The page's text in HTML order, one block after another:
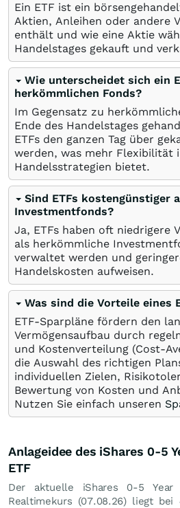
Ein ETF ist ein
Aktien, Anleihen oder andere
enthält und wie eine Aktie
Handelstages gekauft und
Wie unterscheidet sich ein
herkömmlichen Fonds?
Im Gegensatz zu
Ende des Handelstages
ETFs den ganzen Tag über
werden, was mehr Flexibilität
Handelsstrategien bietet.
Sind ETFs kostengünstiger
Investmentfonds?
Ja, ETFs haben oft niedrigere
als herkömmliche
verwaltet werden und
Handelskosten aufweisen.
Was sind die Vorteile eines
ETF-Sparpläne fördern den
Vermögensaufbau durch
und Kostenverteilung (Cost-
die Auswahl des richtigen
individuellen Zielen,
Bewertung von Kosten und
Nutzen Sie einfach unseren
Anlageidee des iShares 0-5
ETF
Der aktuelle iShares 0-5 Year
Realtimekurs (07.08.26) liegt bei